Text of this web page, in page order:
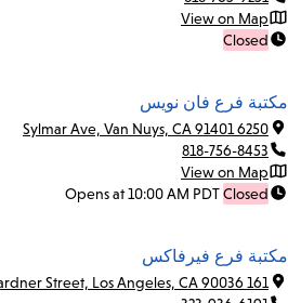
View on Map
Closed
مكتبة فرع فان نويس
6250 Sylmar Ave, Van Nuys, CA 91401
818-756-8453
View on Map
Closed
Opens at 10:00 AM PDT
مكتبة فرع فيرفاكس
161 S. Gardner Street, Los Angeles, CA 90036